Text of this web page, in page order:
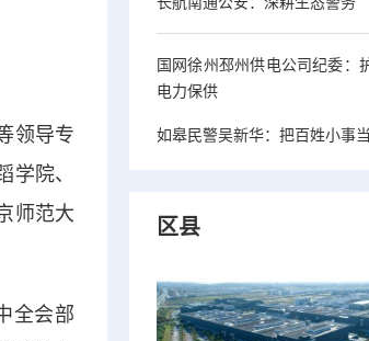
领导专
院、
师范大
全会部
国网徐州邳州供电公司纪委：
电力保供
如皋民警吴新华：把百姓小事
区县